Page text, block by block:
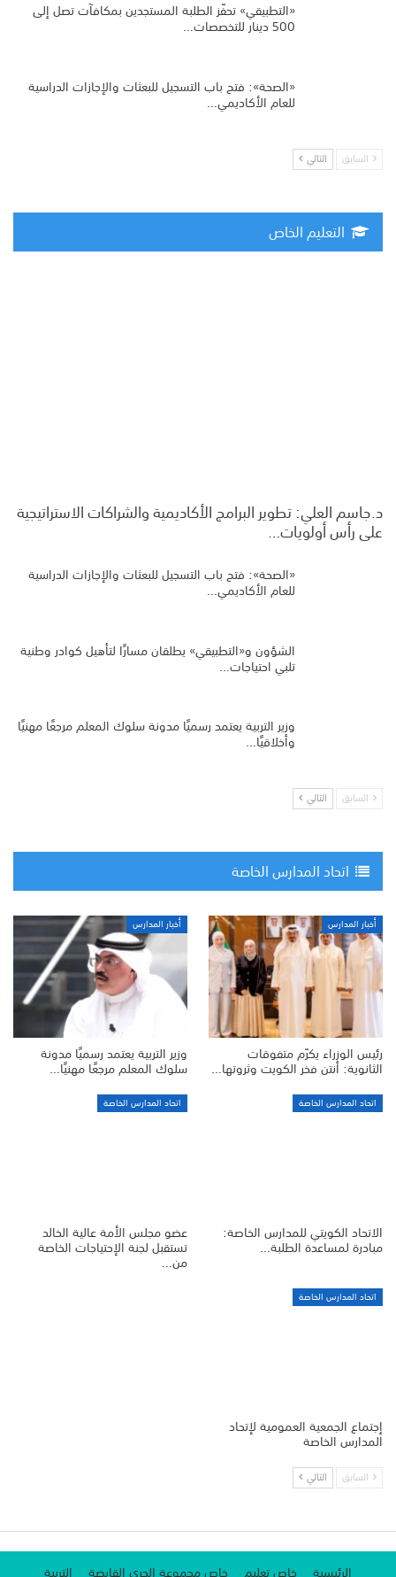
«التطبيقي» تحفّز الطلبة المستجدين بمكافآت تصل إلى
500 دينار للتخصصات…
«الصحة»: فتح باب التسجيل للبعثات والإجازات الدراسية
للعام الأكاديمي…
السابق التالي
التعليم الخاص
د.جاسم العلي: تطوير البرامج الأكاديمية والشراكات الاستراتيجية
على رأس أولويات…
«الصحة»: فتح باب التسجيل للبعثات والإجازات الدراسية
للعام الأكاديمي…
الشؤون و«التطبيقي» يطلقان مسارًا لتأهيل كوادر وطنية
تلبي احتياجات…
وزير التربية يعتمد رسميًا مدونة سلوك المعلم مرجعًا مهنيًا
وأخلاقيًا…
السابق التالي
اتحاد المدارس الخاصة
أخبار المدارس
رئيس الوزراء يكرّم متفوقات
الثانوية: أنتن فخر الكويت وثروتها…
أخبار المدارس
وزير التربية يعتمد رسميًا مدونة
سلوك المعلم مرجعًا مهنيًا…
اتحاد المدارس الخاصة
الاتحاد الكويتي للمدارس الخاصة:
مبادرة لمساعدة الطلبة…
اتحاد المدارس الخاصة
عضو مجلس الأمة عالية الخالد
تستقبل لجنة الإحتياجات الخاصة
من…
اتحاد المدارس الخاصة
إجتماع الجمعية العمومية لإتحاد
المدارس الخاصة
السابق التالي